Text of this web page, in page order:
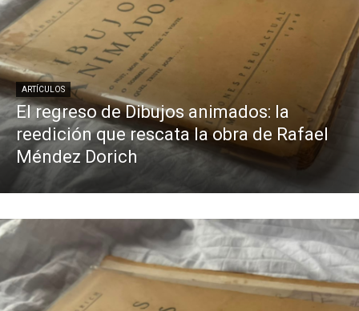
ARTÍCULOS
El regreso de Dibujos animados: la
reedición que rescata la obra de Rafael
Méndez Dorich